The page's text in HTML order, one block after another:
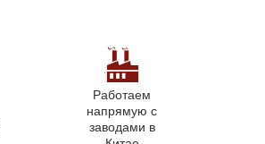
Работаем
напрямую с
заводами в